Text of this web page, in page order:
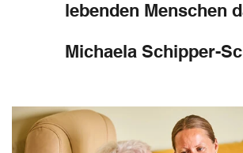
lebenden Menschen
Michaela Schipper-